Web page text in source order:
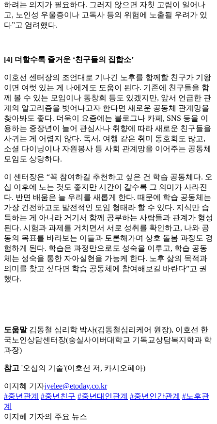
하려는 의지가 필요하다. 그러지 않으면 자칫 고립이 일어나
고, 노인성 우울증이나 고독사 등의 위험에 노출될 우려가 있
다”고 염려했다.
[4] 더할수록 즐거운 ‘친구들의 집합소’
이호선 센터장의 조언대로 기나긴 노후를 함께할 친구가 기왕
이면 여럿 있는 게 나에게도 도움이 된다. 기존에 친구들을 함
께 볼 수 있는 모임이나 동창회 등도 있겠지만, 앞서 언급한 관
계의 알고리즘을 벗어나고자 한다면 새로운 공동체 관계망을
찾아봐도 좋다. 더욱이 요즘에는 블로그나 카페, SNS 등을 이
용하는 중장년이 늘어 관심사나 취향에 따라 새로운 친구들을
사귀는 게 어렵지 않다. 독서, 여행 같은 취미 동호회도 많고,
소셜 다이닝이나 자원봉사 등 사회 관계망을 이어주는 공동체
모임도 상당하다.
이 센터장은 “꼭 참여하길 추천하고 싶은 건 학습 공동체다. 오
십 이후에 노는 것도 좋지만 시간이 갈수록 그 의미가 사라진
다. 반면 배움은 늘 우리를 새롭게 한다. 때문에 학습 공동체는
가장 건전하고도 발전적인 모임 형태라 할 수 있다. 지식만 습
득하는 게 아니라 거기서 함께 공부하는 사람들과 관계가 형성
된다. 시험과 과제를 거치면서 서로 성취를 확인하고, 나와 공
동의 목표를 바라보는 이들과 토론해가며 상호 돌봄 과정도 경
험하게 된다. 학습은 과정만으로도 성숙을 이루고, 학습 공동
체는 성숙을 통한 자아실현을 가능케 한다. 노후 삶의 목적과
의미를 찾고 싶다면 학습 공동체에 참여해보길 바란다”고 권
했다.
도움말김동철 심리학 박사(김동철심리케어 원장), 이호선 한
국노인상담센터장(숭실사이버대학교 기독교상담복지학과 학
과장)
참고 '오십의 기술'(이호선 저, 카시오페아)
이지혜 기자jyelee@etoday.co.kr
#중년관계 #중년친구 #중년대인관계 #중년인간관계 #노후관
계
이지혜 기자의 주요 뉴스